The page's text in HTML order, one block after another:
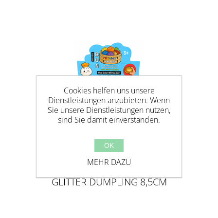
GLITTER DUMPLING 8,5CM
Cookies helfen uns unsere
Dienstleistungen anzubieten. Wenn
Sie unsere Dienstleistungen nutzen,
sind Sie damit einverstanden.
OK
MEHR DAZU